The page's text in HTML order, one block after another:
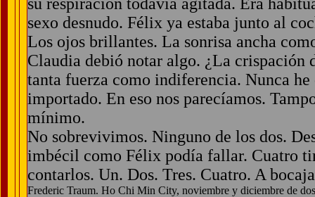
sexo desnudo. Félix ya estaba junto al
Los ojos brillantes. La sonrisa ancha
Claudia debió notar algo. ¿La crispación
tanta fuerza como indiferencia. Nunca
importado. En eso nos parecíamos.
mínimo.
No sobrevivimos. Ninguno de los dos.
imbécil como Félix podía fallar. Cuatro
contarlos. Un. Dos. Tres. Cuatro. A
Frederic Traum. Ho Chi Min City, noviembre y diciembre de